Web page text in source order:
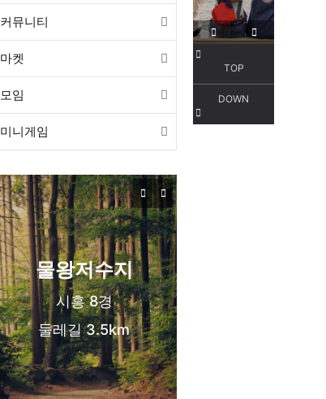
TOP
DOWN
커뮤니티
마켓
모임
미니게임
물왕저수지
시흥 8경
둘레길 3.5km